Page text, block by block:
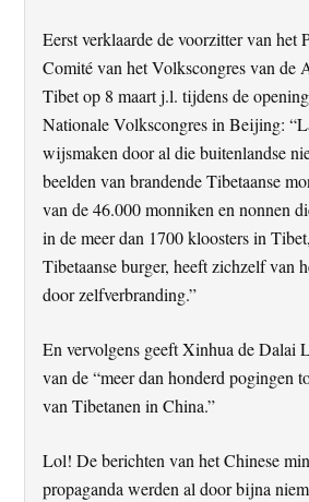
Eerst verklaarde de voorzitter van het
Comité van het Volkscongres van de
Tibet op 8 maart j.l. tijdens de
Nationale Volkscongres in Beijing:
wijsmaken door al die buitenlandse
beelden van brandende Tibetaanse
van de 46.000 monniken en nonnen
in de meer dan 1700 kloosters in
Tibetaanse burger, heeft zichzelf van
door zelfverbranding.”
En vervolgens geeft Xinhua de Dalai
van de “meer dan honderd pogingen
van Tibetanen in China.”
Lol! De berichten van het Chinese
propaganda werden al door bijna